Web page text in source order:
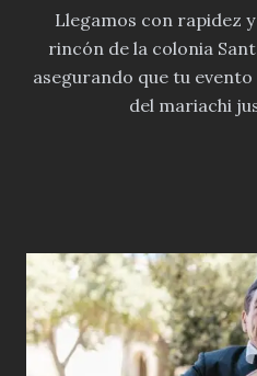
Llegamos con rapidez
rincón de la colonia
asegurando que tu
del mariachi